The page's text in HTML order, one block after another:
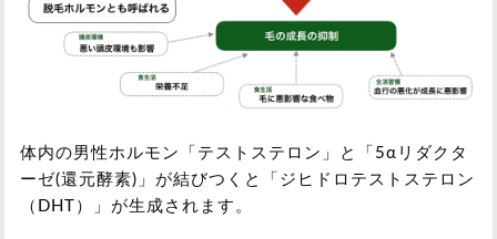
体内の男性ホルモン「テストステロン」と「5αリダクタ
ーゼ(還元酵素)」が結びつくと「ジヒドロテストステロン
（DHT）」が生成されます。